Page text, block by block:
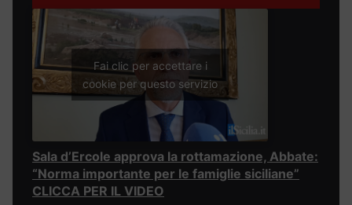
Fai clic per accettare i
cookie per questo servizio
Sala d’Ercole approva la rottamazione, Abbate:
“Norma importante per le famiglie siciliane”
CLICCA PER IL VIDEO